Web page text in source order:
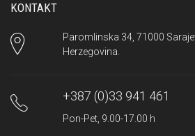
KONTAKT
Paromlinska 34, 71000
Herzegovina.
+387 (0)33 941 461
Pon-Pet, 9.00-17.00 h